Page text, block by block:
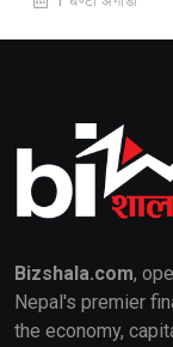
Bizshala.com,
Nepal's premier
the economy,